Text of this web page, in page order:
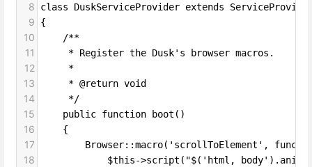
8
class DuskServiceProvider extends
9 {
10
    /**
11
     * Register the Dusk's browser macros.
12
     *
13
     * @return void
14
     */
15
    public function boot()
16
    {
17
Browser::macro('scrollToElement',
18
$this->script("$('html,